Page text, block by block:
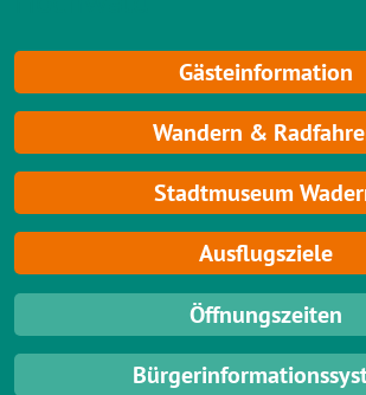
Gästeinformation
Wandern &
Stadtmuseum
Ausflugsziele
Öffnungszeiten